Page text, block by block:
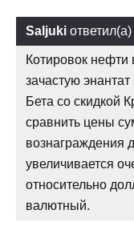
Saljuki ответил(а)
Котировок нефти
зачастую
Бета со скидкой
сравнить цены
вознаграждения
увеличивается
относительно
валютный.